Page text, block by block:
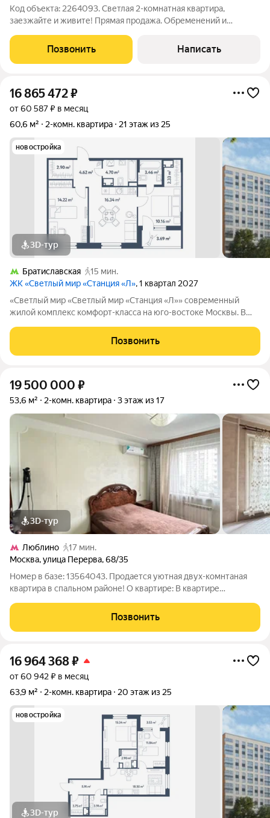
Код объекта: 2264093. Светлая 2-комнатная квартира,
заезжайте и живите! Прямая продажа. Обременений и
районе 5000 рублей, оперативный выход на сделку. В
договоре полная стоимость. Уютная
Позвонить Написать
16 865 472₽
от 60 587 ₽ в месяц
60,6 м²
2-комн. квартира 21 этаж из 25
новостройка
3D-тур
Братиславская
15 мин.
ЖК «Светлый мир «Станция «Л», 1 квартал 2027
«Светлый мир «Светлый мир «Станция «Л»» современный
жилой комплекс комфорт-класса на юго-востоке Москвы. В
благоустроенные дворы без машин, детские игровые
комплексы, спортивные площадки и многое другое.
Позвонить
19 500 000 ₽
53,6 м² 2-комн. квартира 3 этаж из 17
3D-тур
Люблино
17 мин.
Москва,улица Перерва,68/35
Номер в базе: 13564043. Продается уютная двух-комнтаная
квартира в спальном районе! О квартире: В квартире
этому сейчас не требуется больших вложений, можно сразу
комфортно проживать На полу
Позвонить
16 964 368₽
от 60 942 ₽ в месяц
63,9 м²
2-комн. квартира 20 этаж из 25
новостройка
3D-тур